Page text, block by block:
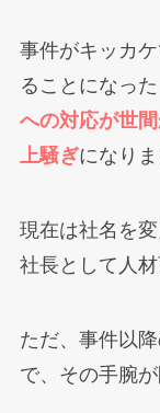
事件がキッカ
ることになっ
への対応が世
上騒ぎになりま
現在は社名を
社長として人
ただ、事件以
で、その手腕